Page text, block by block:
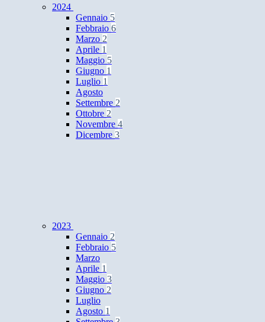
2024
Gennaio 5
Febbraio 6
Marzo 2
Aprile 1
Maggio 5
Giugno 1
Luglio 1
Agosto
Settembre 2
Ottobre 2
Novembre 4
Dicembre 3
2023
Gennaio 2
Febbraio 5
Marzo
Aprile 1
Maggio 3
Giugno 2
Luglio
Agosto 1